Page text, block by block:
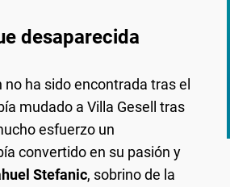
desaparecida
no ha sido encontrada tras el
mudado a Villa Gesell tras
esfuerzo un
convertido en su pasión y
Stefanic, sobrino de la